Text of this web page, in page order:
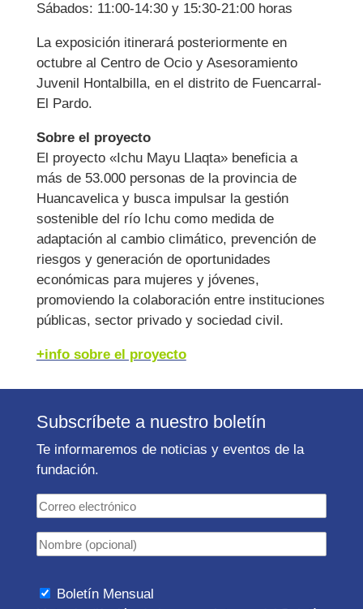
Sábados: 11:00-14:30 y 15:30-21:00 horas
La exposición itinerará posteriormente en
octubre al Centro de Ocio y Asesoramiento
Juvenil Hontalbilla, en el distrito de Fuencarral-
El Pardo.
Sobre el proyecto
El proyecto «Ichu Mayu Llaqta» beneficia a
más de 53.000 personas de la provincia de
Huancavelica y busca impulsar la gestión
sostenible del río Ichu como medida de
adaptación al cambio climático, prevención de
riesgos y generación de oportunidades
económicas para mujeres y jóvenes,
promoviendo la colaboración entre instituciones
públicas, sector privado y sociedad civil.
+info sobre el proyecto
Subscríbete a nuestro boletín
Te informaremos de noticias y eventos de la
fundación.
Boletín Mensual